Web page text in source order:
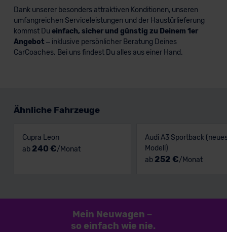
Dank unserer besonders attraktiven Konditionen, unseren
umfangreichen Serviceleistungen und der Haustürlieferung
kommst Du einfach, sicher und günstig zu Deinem 1er
Angebot – inklusive persönlicher Beratung Deines
CarCoaches. Bei uns findest Du alles aus einer Hand.
Ähnliche Fahrzeuge
Cupra Leon
ab 240 €/Monat
Audi A3 Sportback
Modell)
ab 252 €/Monat
Mein Neuwagen –
so einfach wie nie.